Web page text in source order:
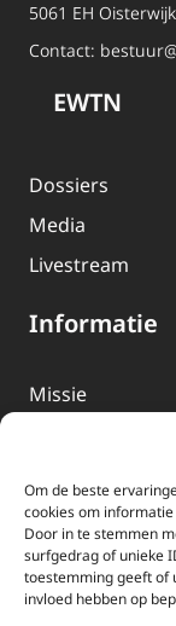
Om de beste
cookies om
Door in te stemmen
surfgedrag of unieke
toestemming geeft of
invloed hebben op
5061 EH Oisterwijk
Contact:
EWTN
Dossiers
Media
Livestream
Informatie
Missie
EWTN-Team
Doneren